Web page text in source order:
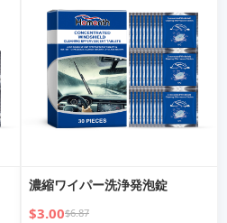
濃縮ワイパー洗浄発泡錠
$3.00$6.87